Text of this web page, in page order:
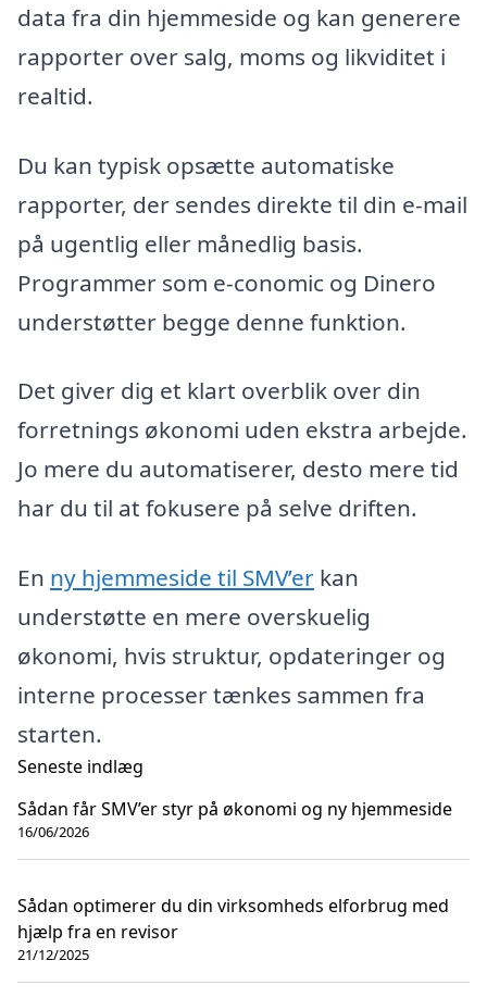
data fra din hjemmeside og kan generere
rapporter over salg, moms og likviditet i
realtid.
Du kan typisk opsætte automatiske
rapporter, der sendes direkte til din e-mail
på ugentlig eller månedlig basis.
Programmer som e-conomic og Dinero
understøtter begge denne funktion.
Det giver dig et klart overblik over din
forretnings økonomi uden ekstra arbejde.
Jo mere du automatiserer, desto mere tid
har du til at fokusere på selve driften.
En ny hjemmeside til SMV’er kan
understøtte en mere overskuelig
økonomi, hvis struktur, opdateringer og
interne processer tænkes sammen fra
starten.
Seneste indlæg
Sådan får SMV’er styr på økonomi og ny hjemmeside
16/06/2026
Sådan optimerer du din virksomheds elforbrug med
hjælp fra en revisor
21/12/2025